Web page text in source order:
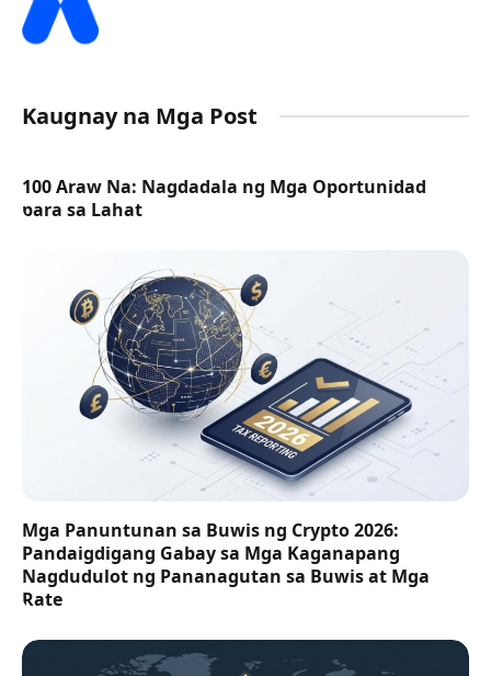
Kaugnay na Mga Post
100 Araw Na: Nagdadala ng Mga Oportunidad
para sa Lahat
Mga Panuntunan sa Buwis ng Crypto 2026:
Pandaigdigang Gabay sa Mga Kaganapang
Nagdudulot ng Pananagutan sa Buwis at Mga
Rate